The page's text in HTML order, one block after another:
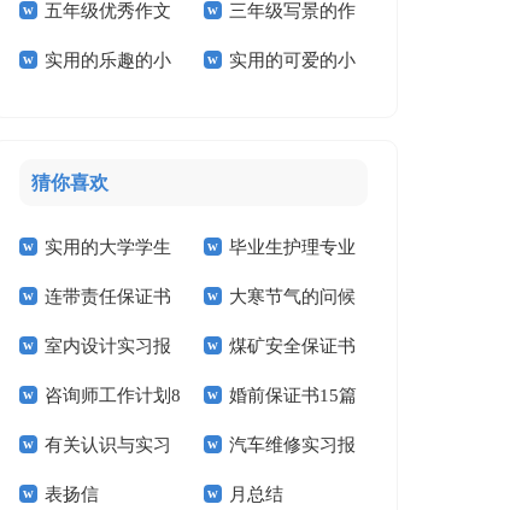
学作文3篇 300字5篇
五年级优秀作文
汇总五篇
三年级写景的作
文
实用的乐趣的小 实用的可爱的小
猜你喜欢
实用的大学学生
实习报告范文锦集六
篇
毕业生护理专业
求职信精选15篇
连带责任保证书 大寒节气的问候
祝福语
室内设计实习报
告汇编15篇
煤矿安全保证书
(15篇)
咨询师工作计划8
篇
婚前保证书15篇
有关认识与实习
报告模板集锦十篇
汽车维修实习报
告(汇编15篇)
表扬信 月总结